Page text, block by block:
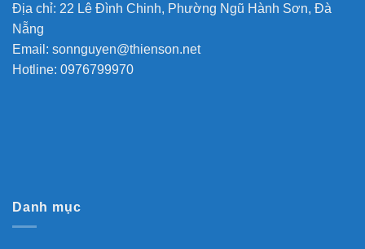
Địa chỉ: 22 Lê Đình Chinh, Phường Ngũ Hành Sơn, Đà
Nẵng
Email: sonnguyen@thienson.net
Hotline: 0976799970
Danh mục